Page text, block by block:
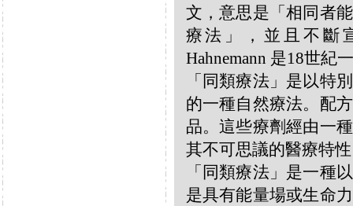
文，意思是「相同者
療法」，並且不斷
Hahnemann 是18世紀
「同類療法」是以特
的一種自然療法。配
品。這些療劑經由一
其不可思議的醫療特
「同類療法」是一種
是具有能量場或生命